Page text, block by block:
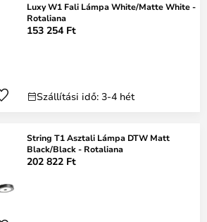
Luxy W1 Fali Lámpa White/Matte White -
Rotaliana
153 254 Ft
Szállítási idő: 3-4 hét
String T1 Asztali Lámpa DTW Matt
Black/Black - Rotaliana
202 822 Ft